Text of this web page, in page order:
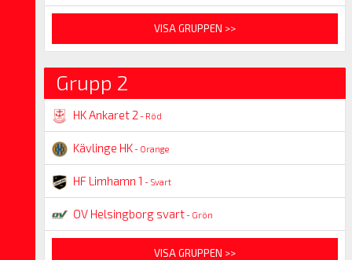
VISA GRUPPEN >>
Grupp 2
HK Ankaret 2 - Röd
Kävlinge HK- Orange
HF Limhamn 1 - Svart
OV Helsingborg svart- Grön
VISA GRUPPEN >>